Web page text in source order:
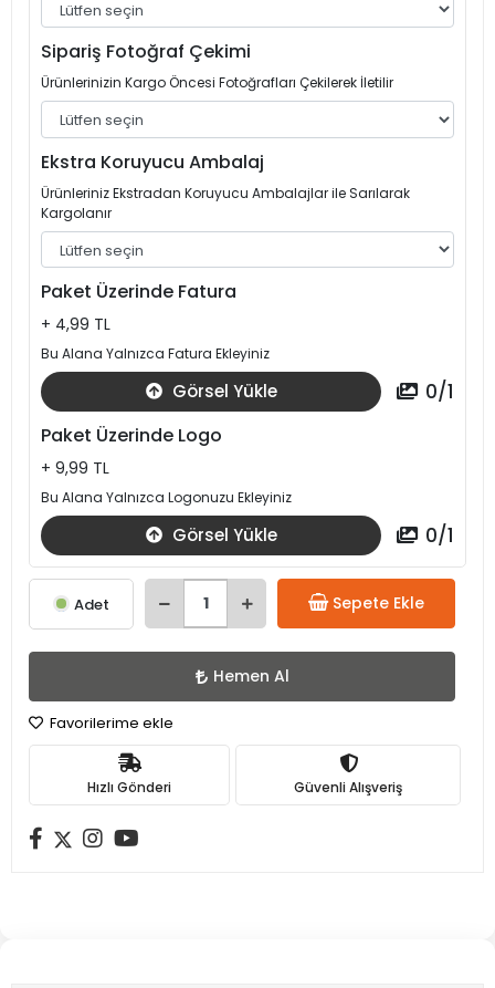
Sipariş Fotoğraf Çekimi
Ürünlerinizin Kargo Öncesi Fotoğrafları Çekilerek İletilir
Ekstra Koruyucu Ambalaj
Ürünleriniz Ekstradan Koruyucu Ambalajlar ile Sarılarak
Kargolanır
Paket Üzerinde Fatura
+ 4,99 TL
Bu Alana Yalnızca Fatura Ekleyiniz
Görsel Yükle 0/1
Paket Üzerinde Logo
+ 9,99 TL
Bu Alana Yalnızca Logonuzu Ekleyiniz
Görsel Yükle 0/1
Adet Sepete Ekle
Hemen Al
Favorilerime ekle
Hızlı Gönderi Güvenli Alışveriş